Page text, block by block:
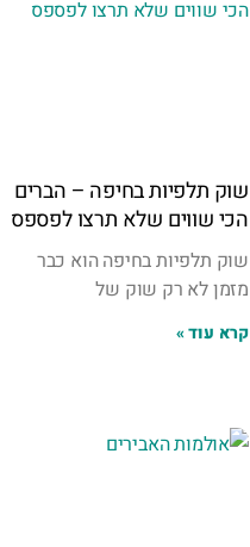
שוק תלפיות בחיפה – הברים
הכי שווים שלא תרצו לפספס
שוק תלפיות בחיפה הוא כבר
מזמן לא רק שוק של
קרא עוד »